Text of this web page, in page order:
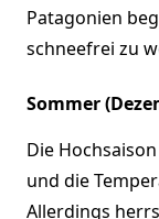
Patagonien
schneefrei zu
Sommer
Die
und die
Allerdings